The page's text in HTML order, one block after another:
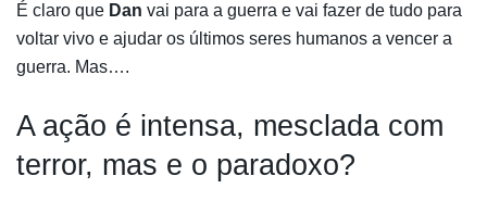
É claro que Dan vai para a guerra e vai fazer de tudo para
voltar vivo e ajudar os últimos seres humanos a vencer a
guerra. Mas….
A ação é intensa, mesclada com
terror, mas e o paradoxo?